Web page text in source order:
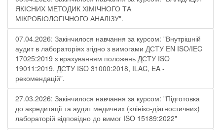
ЯКІСНИХ МЕТОДИК ХІМІЧНОГО ТА
МІКРОБІОЛОГІЧНОГО АНАЛІЗУ".
07.04.2026: Закінчилося навчання за курсом: "Внутрішній
аудит в лабораторіях згідно з вимогами ДСТУ EN ISO/IEC
17025:2019 з врахуванням положень ДСТУ ISO
19011:2019, ДСТУ ISO 31000:2018, ILAC, EA -
рекомендацій".
27.03.2026: Закінчилося навчання за курсом: "Підготовка
до акредитації та аудит медичних (клініко-діагностичних)
лабораторій відповідно до вимог ISO 15189:2022"